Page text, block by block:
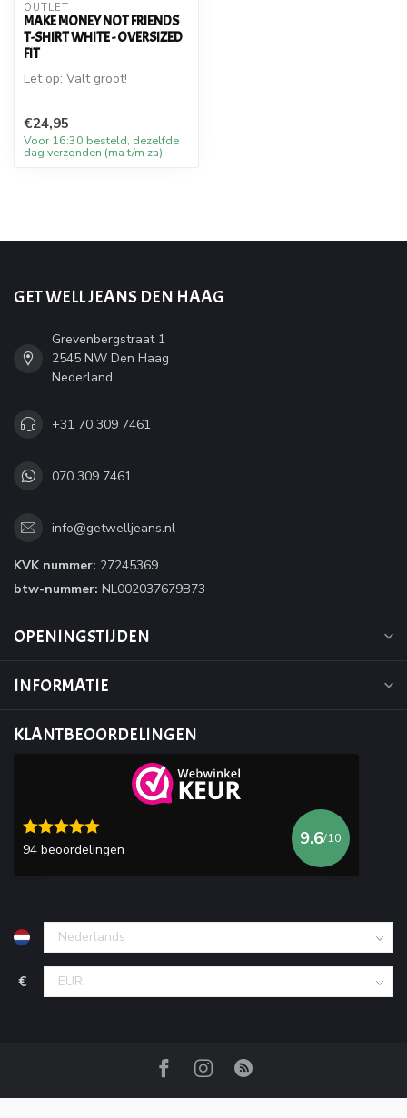
OUTLET
MAKE MONEY NOT FRIENDS
T-SHIRT WHITE - OVERSIZED
FIT
Let op: Valt groot!
€24,95
Voor 16:30 besteld, dezelfde
dag verzonden (ma t/m za)
GET WELL JEANS DEN HAAG
Grevenbergstraat 1
2545 NW Den Haag
Nederland
+31 70 309 7461
070 309 7461
info@getwelljeans.nl
KVK nummer: 27245369
btw-nummer: NL002037679B73
OPENINGSTIJDEN
INFORMATIE
KLANTBEOORDELINGEN
94 beoordelingen
9.6/10
€